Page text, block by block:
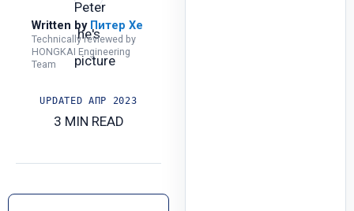
Written by Питер Хе
Technically reviewed by
HONGKAI Engineering
Team
UPDATED АПР 2023
3 MIN READ